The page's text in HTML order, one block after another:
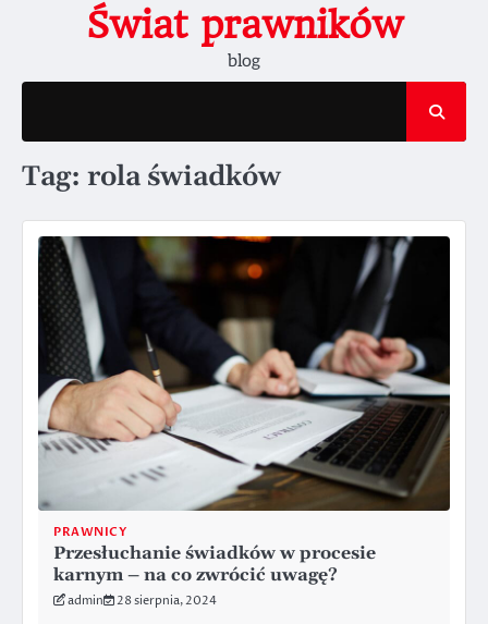
Świat prawników
blog
Tag: rola świadków
PRAWNICY
Przesłuchanie świadków w procesie
karnym – na co zwrócić uwagę?
admin 28 sierpnia, 2024